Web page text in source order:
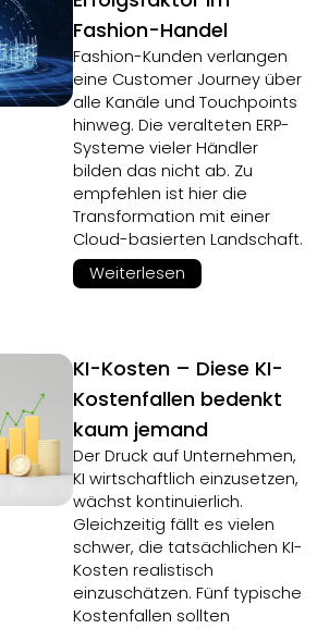
Fashion-Handel
Fashion-Kunden verlangen
eine Customer Journey über
alle Kanäle und Touchpoints
hinweg. Die veralteten ERP-
Systeme vieler Händler
bilden das nicht ab. Zu
empfehlen ist hier die
Transformation mit einer
Cloud-basierten Landschaft.
Weiterlesen
KI-Kosten – Diese KI-
Kostenfallen bedenkt
kaum jemand
Der Druck auf Unternehmen,
KI wirtschaftlich einzusetzen,
wächst kontinuierlich.
Gleichzeitig fällt es vielen
schwer, die tatsächlichen KI-
Kosten realistisch
einzuschätzen. Fünf typische
Kostenfallen sollten